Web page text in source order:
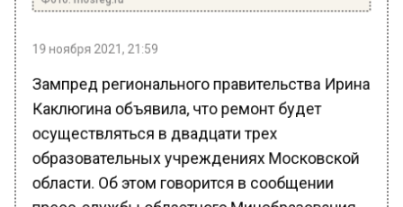
19 ноября 2021, 21:59
Зампред регионального правительства Ирина
Каклюгина объявила, что ремонт будет
осуществляться в двадцати трех
образовательных учреждениях Московской
области. Об этом говорится в сообщении